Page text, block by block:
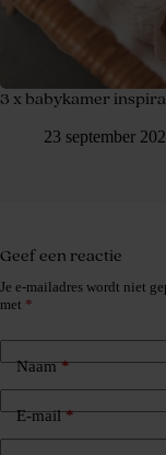
3 x babykamer
23 september
Geef een reactie
Je e-mailadres wordt niet
met *
Naam*
E-mail*